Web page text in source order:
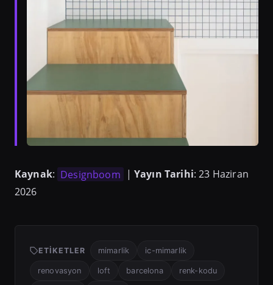
Kaynak: Designboom | Yayın Tarihi: 23 Haziran
2026
ETIKETLER mimarlik ic-mimarlik
renovasyon loft barcelona renk-kodu